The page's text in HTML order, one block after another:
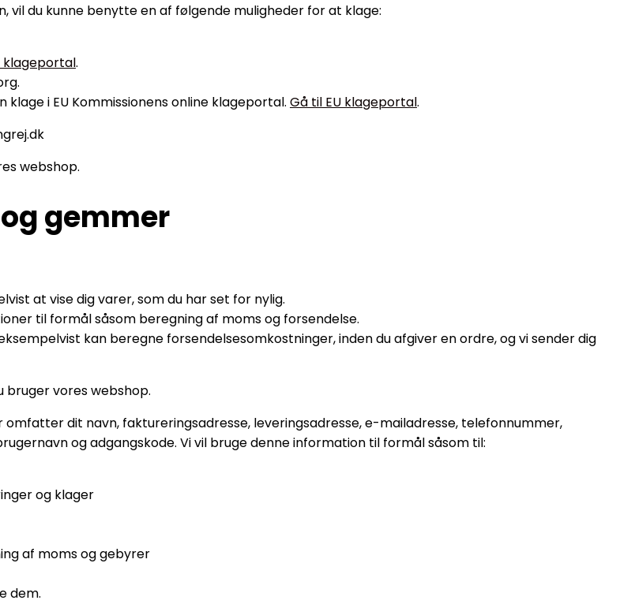
vil du kunne benytte en af følgende muligheder for at klage:
klageportal.
i EU Kommissionens online klageportal. Gå til EU klageportal.
webshop.
gemmer
at vise dig varer, som du har set for nylig.
til formål såsom beregning af moms og forsendelse.
kan beregne forsendelsesomkostninger, inden du afgiver en ordre, og vi sender dig
bruger vores webshop.
dit navn, faktureringsadresse, leveringsadresse, e-mailadresse, telefonnummer,
og adgangskode. Vi vil bruge denne information til formål såsom til:
og klager
af moms og gebyrer
dem.